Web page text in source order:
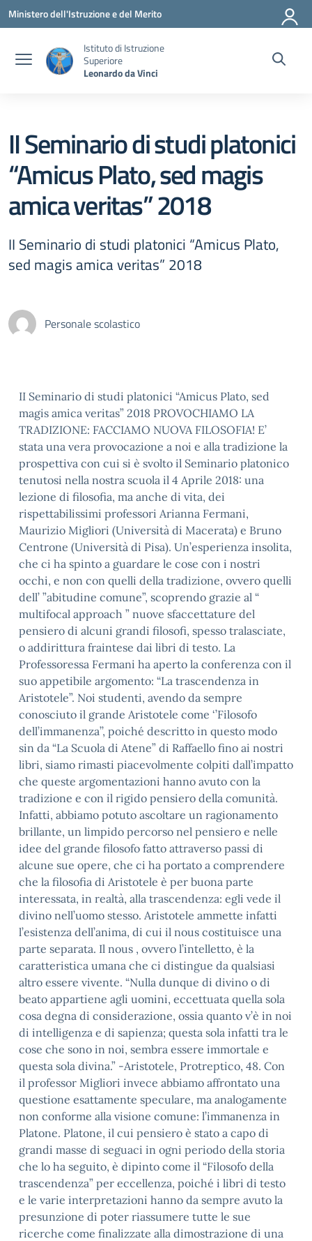
Vai ai contenuti
Vai al menu di navigazione
Vai al footer
Ministero dell'Istruzione e del Merito
Istituto di Istruzione
Superiore
Leonardo da Vinci
II Seminario di studi platonici
“Amicus Plato, sed magis
amica veritas” 2018
II Seminario di studi platonici “Amicus Plato,
sed magis amica veritas” 2018
Personale scolastico
II Seminario di studi platonici “Amicus Plato, sed
magis amica veritas” 2018 PROVOCHIAMO LA
TRADIZIONE: FACCIAMO NUOVA FILOSOFIA! E’
stata una vera provocazione a noi e alla tradizione la
prospettiva con cui si è svolto il Seminario platonico
tenutosi nella nostra scuola il 4 Aprile 2018: una
lezione di filosofia, ma anche di vita, dei
rispettabilissimi professori Arianna Fermani,
Maurizio Migliori (Università di Macerata) e Bruno
Centrone (Università di Pisa). Un’esperienza insolita,
che ci ha spinto a guardare le cose con i nostri
occhi, e non con quelli della tradizione, ovvero quelli
dell’ ”abitudine comune”, scoprendo grazie al “
multifocal approach ” nuove sfaccettature del
pensiero di alcuni grandi filosofi, spesso tralasciate,
o addirittura fraintese dai libri di testo. La
Professoressa Fermani ha aperto la conferenza con il
suo appetibile argomento: “La trascendenza in
Aristotele”. Noi studenti, avendo da sempre
conosciuto il grande Aristotele come ‘’Filosofo
dell’immanenza’’, poiché descritto in questo modo
sin da “La Scuola di Atene” di Raffaello fino ai nostri
libri, siamo rimasti piacevolmente colpiti dall’impatto
che queste argomentazioni hanno avuto con la
tradizione e con il rigido pensiero della comunità.
Infatti, abbiamo potuto ascoltare un ragionamento
brillante, un limpido percorso nel pensiero e nelle
idee del grande filosofo fatto attraverso passi di
alcune sue opere, che ci ha portato a comprendere
che la filosofia di Aristotele è per buona parte
interessata, in realtà, alla trascendenza: egli vede il
divino nell’uomo stesso. Aristotele ammette infatti
l’esistenza dell’anima, di cui il nous costituisce una
parte separata. Il nous , ovvero l’intelletto, è la
caratteristica umana che ci distingue da qualsiasi
altro essere vivente. “Nulla dunque di divino o di
beato appartiene agli uomini, eccettuata quella sola
cosa degna di considerazione, ossia quanto v’è in noi
di intelligenza e di sapienza; questa sola infatti tra le
cose che sono in noi, sembra essere immortale e
questa sola divina.” -Aristotele, Protreptico, 48. Con
il professor Migliori invece abbiamo affrontato una
questione esattamente speculare, ma analogamente
non conforme alla visione comune: l’immanenza in
Platone. Platone, il cui pensiero è stato a capo di
grandi masse di seguaci in ogni periodo della storia
che lo ha seguito, è dipinto come il “Filosofo della
trascendenza” per eccellenza, poiché i libri di testo
e le varie interpretazioni hanno da sempre avuto la
presunzione di poter riassumere tutte le sue
ricerche come finalizzate alla dimostrazione di una